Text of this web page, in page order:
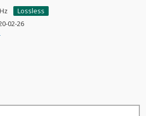
Lossless
02-26